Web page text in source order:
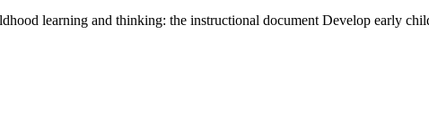
learning and thinking: the instructional document Develop early